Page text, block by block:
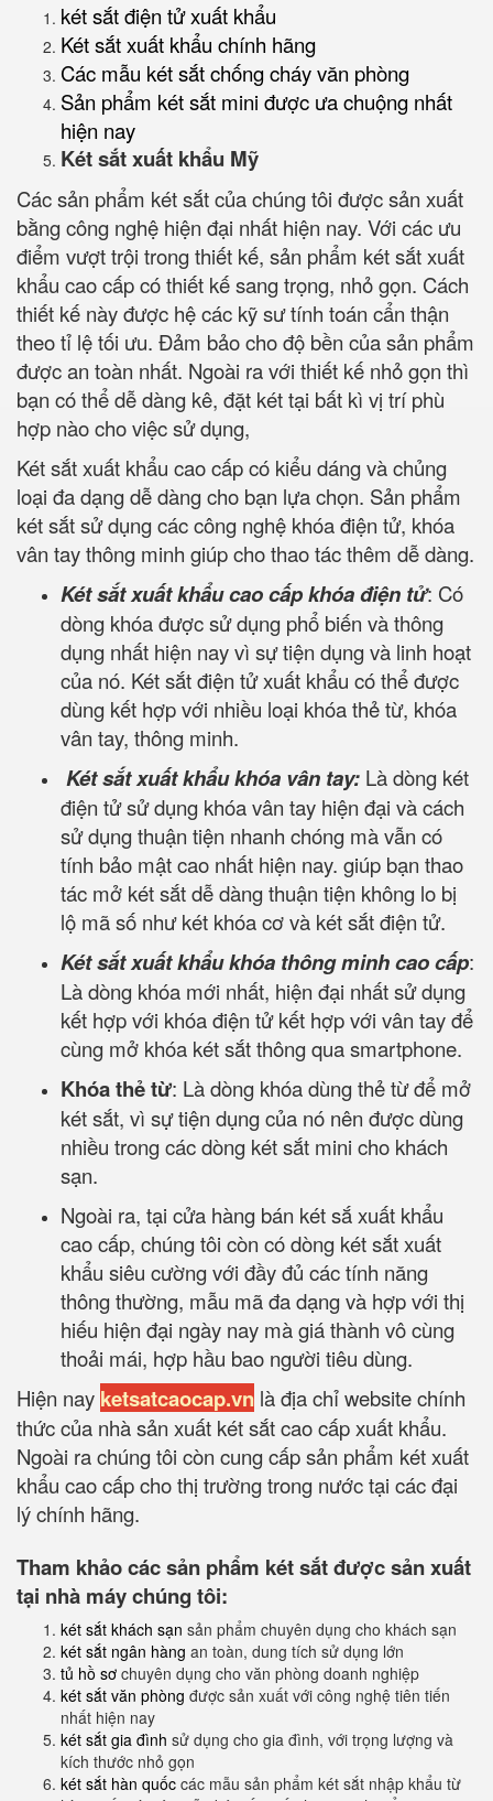
két sắt điện tử xuất khẩu
Két sắt xuất khẩu chính hãng
Các mẫu két sắt chống cháy văn phòng
Sản phẩm két sắt mini được ưa chuộng nhất
hiện nay
Két sắt xuất khẩu Mỹ
Các sản phẩm két sắt của chúng tôi được sản xuất
bằng công nghệ hiện đại nhất hiện nay. Với các ưu
điểm vượt trội trong thiết kế, sản phẩm két sắt xuất
khẩu cao cấp có thiết kế sang trọng, nhỏ gọn. Cách
thiết kế này được hệ các kỹ sư tính toán cẩn thận
theo tỉ lệ tối ưu. Đảm bảo cho độ bền của sản phẩm
được an toàn nhất. Ngoài ra với thiết kế nhỏ gọn thì
bạn có thể dễ dàng kê, đặt két tại bất kì vị trí phù
hợp nào cho việc sử dụng,
Két sắt xuất khẩu cao cấp có kiểu dáng và chủng
loại đa dạng dễ dàng cho bạn lựa chọn. Sản phẩm
két sắt sử dụng các công nghệ khóa điện tử, khóa
vân tay thông minh giúp cho thao tác thêm dễ dàng.
Két sắt xuất khẩu cao cấp khóa điện tử: Có
dòng khóa được sử dụng phổ biến và thông
dụng nhất hiện nay vì sự tiện dụng và linh hoạt
của nó. Két sắt điện tử xuất khẩu có thể được
dùng kết hợp với nhiều loại khóa thẻ từ, khóa
vân tay, thông minh.
Két sắt xuất khẩu khóa vân tay: Là dòng két
điện tử sử dụng khóa vân tay hiện đại và cách
sử dụng thuận tiện nhanh chóng mà vẫn có
tính bảo mật cao nhất hiện nay. giúp bạn thao
tác mở két sắt dễ dàng thuận tiện không lo bị
lộ mã số như két khóa cơ và két sắt điện tử.
Két sắt xuất khẩu khóa thông minh cao cấp:
Là dòng khóa mới nhất, hiện đại nhất sử dụng
kết hợp với khóa điện tử kết hợp với vân tay để
cùng mở khóa két sắt thông qua smartphone.
Khóa thẻ từ: Là dòng khóa dùng thẻ từ để mở
két sắt, vì sự tiện dụng của nó nên được dùng
nhiều trong các dòng két sắt mini cho khách
sạn.
Ngoài ra, tại cửa hàng bán két sắ xuất khẩu
cao cấp, chúng tôi còn có dòng két sắt xuất
khẩu siêu cường với đầy đủ các tính năng
thông thường, mẫu mã đa dạng và hợp với thị
hiếu hiện đại ngày nay mà giá thành vô cùng
thoải mái, hợp hầu bao người tiêu dùng.
Hiện nay ketsatcaocap.vn là địa chỉ website chính
thức của nhà sản xuất két sắt cao cấp xuất khẩu.
Ngoài ra chúng tôi còn cung cấp sản phẩm két xuất
khẩu cao cấp cho thị trường trong nước tại các đại
lý chính hãng.
Tham khảo các sản phẩm két sắt được sản xuất
tại nhà máy chúng tôi:
két sắt khách sạn sản phẩm chuyên dụng cho khách sạn
két sắt ngân hàng an toàn, dung tích sử dụng lớn
tủ hồ sơ chuyên dụng cho văn phòng doanh nghiệp
két sắt văn phòng được sản xuất với công nghệ tiên tiến
nhất hiện nay
két sắt gia đình sử dụng cho gia đình, với trọng lượng và
kích thước nhỏ gọn
két sắt hàn quốc các mẫu sản phẩm két sắt nhập khẩu từ